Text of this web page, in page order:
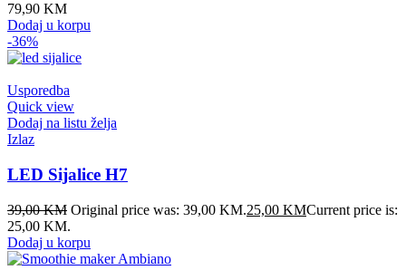
79,90 KM
Dodaj u korpu
-36%
Usporedba
Quick view
Dodaj na listu želja
Izlaz
LED Sijalice H7
39,00KM Original price was: 39,00 KM.25,00 KMCurrent price is:
25,00 KM.
Dodaj u korpu